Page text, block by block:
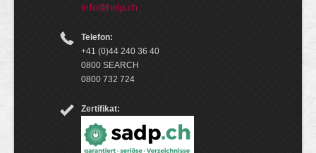
info@help.ch
Telefon:
+41 (0)44 240 36 40
0800 SEARCH
0800 732 724
Zertifikat: